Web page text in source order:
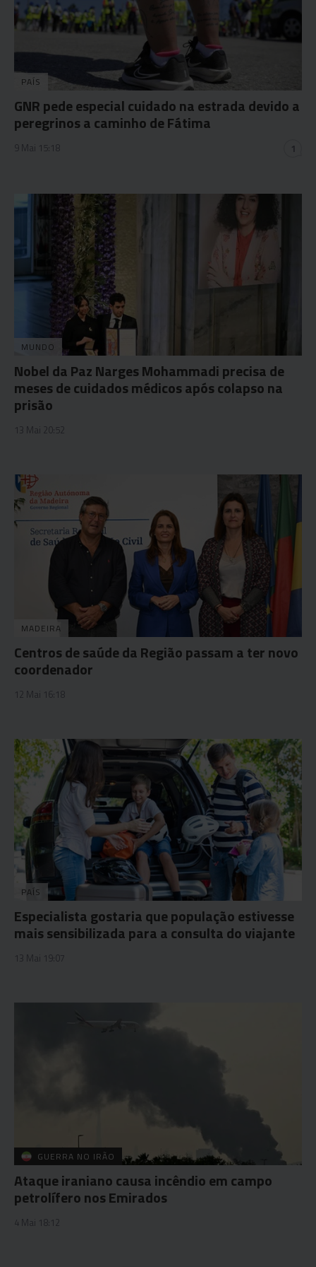
PAÍS
GNR pede especial cuidado na estrada devido a
peregrinos a caminho de Fátima
9 Mai 15:18 1
MUNDO
Nobel da Paz Narges Mohammadi precisa de
meses de cuidados médicos após colapso na
prisão
13 Mai 20:52
MADEIRA
Centros de saúde da Região passam a ter novo
coordenador
12 Mai 16:18
PAÍS
Especialista gostaria que população estivesse
mais sensibilizada para a consulta do viajante
13 Mai 19:07
GUERRA NO IRÃO
Ataque iraniano causa incêndio em campo
petrolífero nos Emirados
4 Mai 18:12